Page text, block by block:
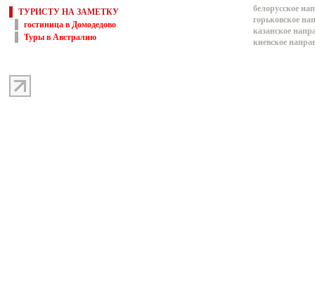
ТУРИСТУ НА ЗАМЕТКУ
гостиница в Домодедово
Туры в Австралию
белорусское
горьковское
казанское
киевское